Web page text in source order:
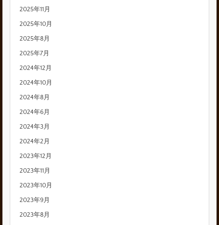
2025年11月
2025年10月
2025年8月
2025年7月
2024年12月
2024年10月
2024年8月
2024年6月
2024年3月
2024年2月
2023年12月
2023年11月
2023年10月
2023年9月
2023年8月